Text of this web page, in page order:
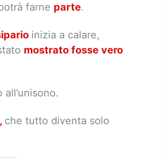
farne parte.
inizia a calare,
mostrato fosse vero
all’unisono.
che tutto diventa solo